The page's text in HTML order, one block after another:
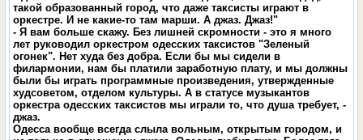
такой образованный город, что даже таксисты играют в
оркестре. И не какие-то там марши. А джаз. Джаз!"
- Я вам больше скажу. Без лишней скромности - это я много
лет руководил оркестром одесских таксистов "Зеленый
огонек". Нет худа без добра. Если бы мы сидели в
филармонии, нам бы платили заработную плату, и мы должны
были бы играть программные произведения, утвержденные
худсоветом, отделом культуры. А в статусе музыкантов
оркестра одесских таксистов мы играли то, что душа требует, -
джаз.
Одесса вообще всегда слыла вольным, открытым городом, и